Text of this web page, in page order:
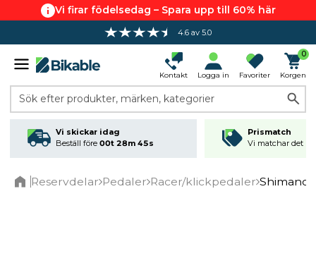
Vi firar födelsedag – Spara upp till 60% här
Fri frakt över 799 kr*
Kontakt Logga in Favoriter
0
Korgen
Sök efter produkter, märken, kategorier
Vi skickar idag
Beställ före 00t 28m 44s
Prismatch
Vi matchar det
Reservdelar Pedaler Racer/klickpedaler Shimano